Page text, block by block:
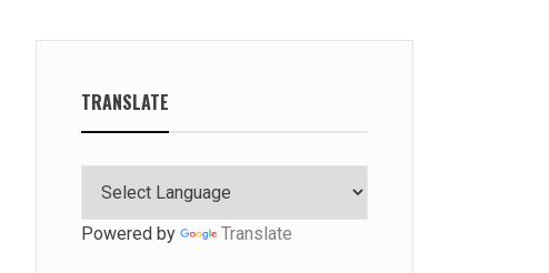
TRANSLATE
Powered by Translate